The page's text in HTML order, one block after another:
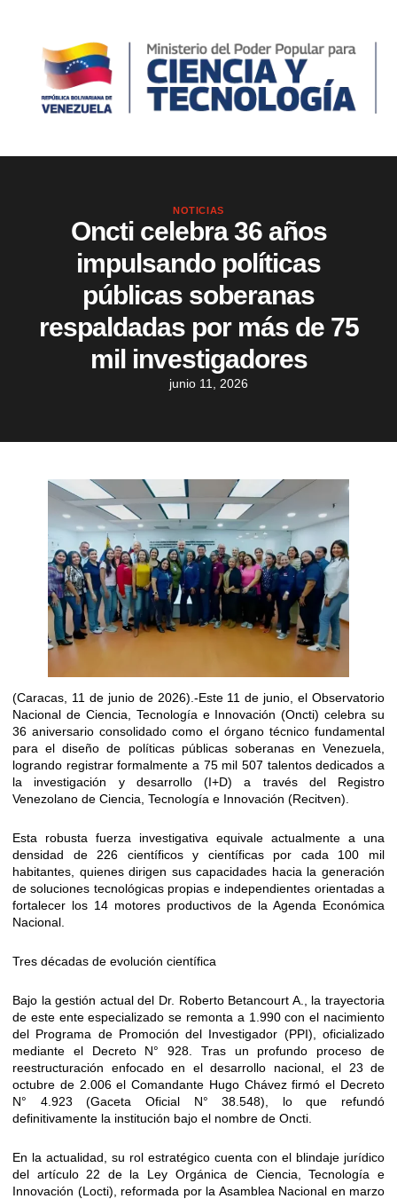
NOTICIAS
Oncti celebra 36 años
impulsando políticas
públicas soberanas
respaldadas por más de 75
mil investigadores
junio 11, 2026
(Caracas, 11 de junio de 2026).-Este 11 de junio, el Observatorio
Nacional de Ciencia, Tecnología e Innovación (Oncti) celebra su
36 aniversario consolidado como el órgano técnico fundamental
para el diseño de políticas públicas soberanas en Venezuela,
logrando registrar formalmente a 75 mil 507 talentos dedicados a
la investigación y desarrollo (I+D) a través del Registro
Venezolano de Ciencia, Tecnología e Innovación (Recitven).
Esta robusta fuerza investigativa equivale actualmente a una
densidad de 226 científicos y científicas por cada 100 mil
habitantes, quienes dirigen sus capacidades hacia la generación
de soluciones tecnológicas propias e independientes orientadas a
fortalecer los 14 motores productivos de la Agenda Económica
Nacional.
Tres décadas de evolución científica
Bajo la gestión actual del Dr. Roberto Betancourt A., la trayectoria
de este ente especializado se remonta a 1.990 con el nacimiento
del Programa de Promoción del Investigador (PPI), oficializado
mediante el Decreto N° 928. Tras un profundo proceso de
reestructuración enfocado en el desarrollo nacional, el 23 de
octubre de 2.006 el Comandante Hugo Chávez firmó el Decreto
N° 4.923 (Gaceta Oficial N° 38.548), lo que refundó
definitivamente la institución bajo el nombre de Oncti.
En la actualidad, su rol estratégico cuenta con el blindaje jurídico
del artículo 22 de la Ley Orgánica de Ciencia, Tecnología e
Innovación (Locti), reformada por la Asamblea Nacional en marzo